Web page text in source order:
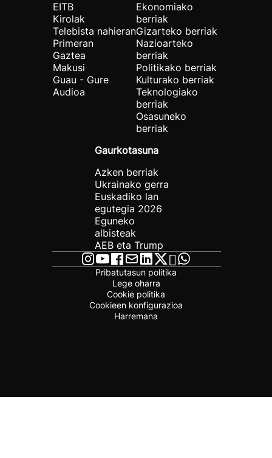
EITB
Kirolak
Telebista nahieran
Primeran
Gaztea
Makusi
Guau - Gure
Audioa
Ekonomiako
berriak
Gizarteko berriak
Nazioarteko
berriak
Politikako berriak
Kulturako berriak
Teknologiako
berriak
Osasuneko
berriak
Gaurkotasuna
Azken berriak
Ukrainako gerra
Euskadiko lan
egutegia 2026
Eguneko
albisteak
AEB eta Trump
Pribatutasun politika
Lege oharra
Cookie politika
Cookieen konfigurazioa
Harremana